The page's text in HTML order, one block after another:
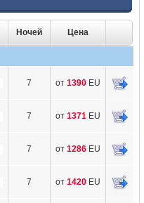
Ночей Цена
7 от 1390 EU
7 от 1371 EU
7 от 1286 EU
7 от 1420 EU